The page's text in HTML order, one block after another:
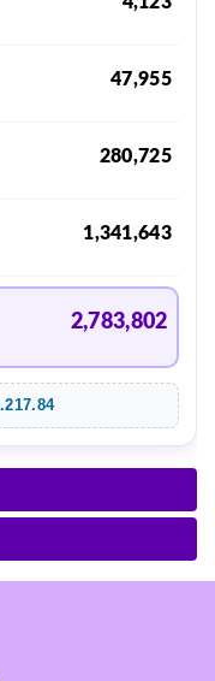
47,955
280,725
1,341,643
2,783,802